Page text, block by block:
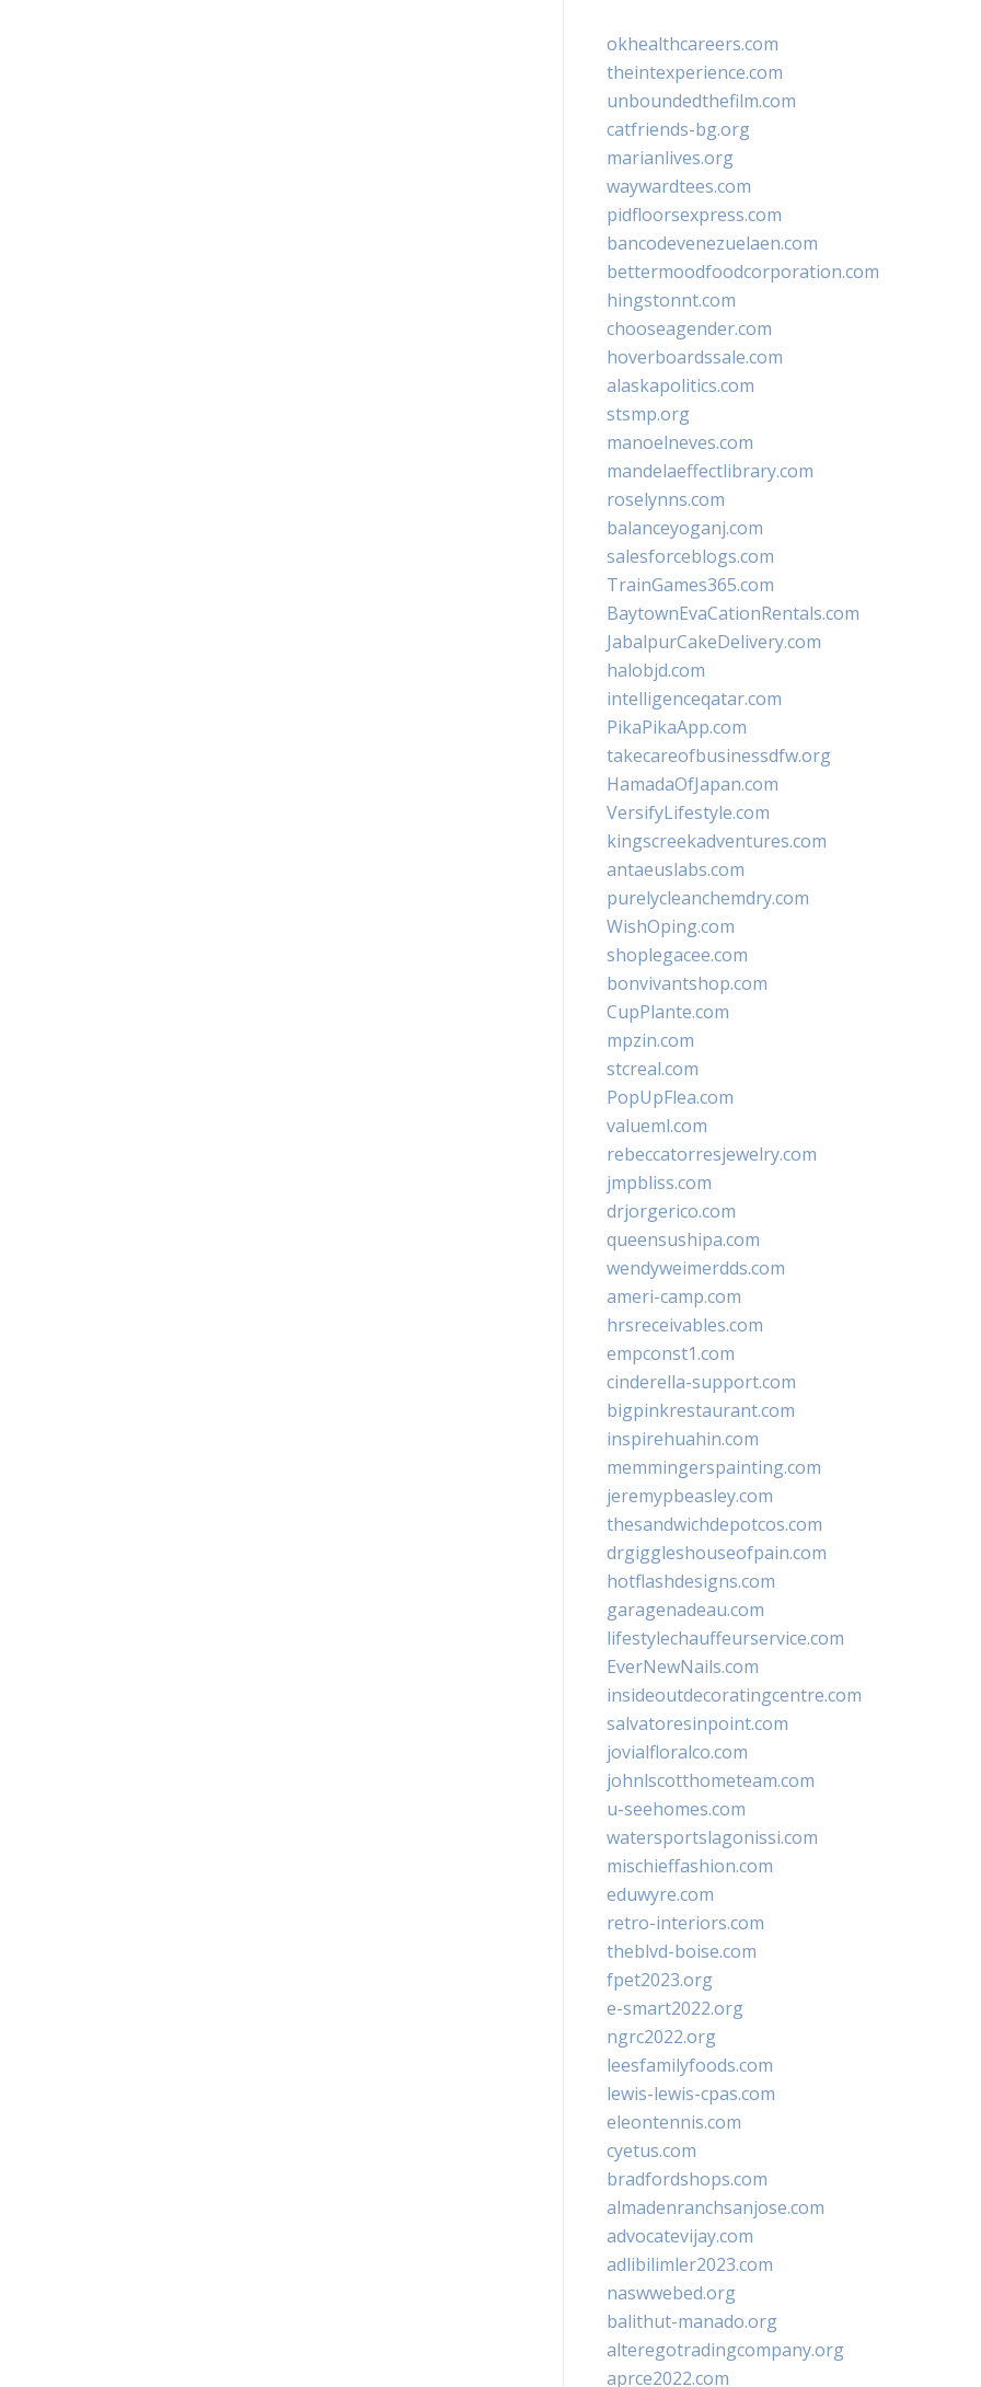
okhealthcareers.com
theintexperience.com
unboundedthefilm.com
catfriends-bg.org
marianlives.org
waywardtees.com
pidfloorsexpress.com
bancodevenezuelaen.com
bettermoodfoodcorporation.com
hingstonnt.com
chooseagender.com
hoverboardssale.com
alaskapolitics.com
stsmp.org
manoelneves.com
mandelaeffectlibrary.com
roselynns.com
balanceyoganj.com
salesforceblogs.com
TrainGames365.com
BaytownEvaCationRentals.com
JabalpurCakeDelivery.com
halobjd.com
intelligenceqatar.com
PikaPikaApp.com
takecareofbusinessdfw.org
HamadaOfJapan.com
VersifyLifestyle.com
kingscreekadventures.com
antaeuslabs.com
purelycleanchemdry.com
WishOping.com
shoplegacee.com
bonvivantshop.com
CupPlante.com
mpzin.com
stcreal.com
PopUpFlea.com
valueml.com
rebeccatorresjewelry.com
jmpbliss.com
drjorgerico.com
queensushipa.com
wendyweimerdds.com
ameri-camp.com
hrsreceivables.com
empconst1.com
cinderella-support.com
bigpinkrestaurant.com
inspirehuahin.com
memmingerspainting.com
jeremypbeasley.com
thesandwichdepotcos.com
drgiggleshouseofpain.com
hotflashdesigns.com
garagenadeau.com
lifestylechauffeurservice.com
EverNewNails.com
insideoutdecoratingcentre.com
salvatoresinpoint.com
jovialfloralco.com
johnlscotthometeam.com
u-seehomes.com
watersportslagonissi.com
mischieffashion.com
eduwyre.com
retro-interiors.com
theblvd-boise.com
fpet2023.org
e-smart2022.org
ngrc2022.org
leesfamilyfoods.com
lewis-lewis-cpas.com
eleontennis.com
cyetus.com
bradfordshops.com
almadenranchsanjose.com
advocatevijay.com
adlibilimler2023.com
naswwebed.org
balithut-manado.org
alteregotradingcompany.org
aprce2022.com